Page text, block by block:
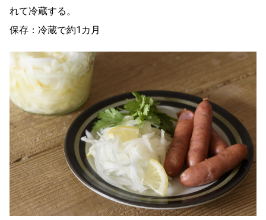
れて冷蔵する。
保存：冷蔵で約1カ月